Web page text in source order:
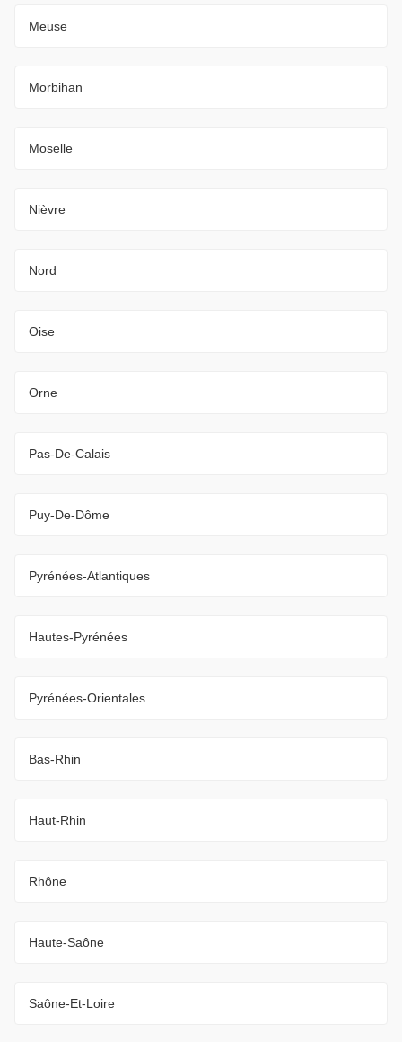
Meuse
Morbihan
Moselle
Nièvre
Nord
Oise
Orne
Pas-De-Calais
Puy-De-Dôme
Pyrénées-Atlantiques
Hautes-Pyrénées
Pyrénées-Orientales
Bas-Rhin
Haut-Rhin
Rhône
Haute-Saône
Saône-Et-Loire